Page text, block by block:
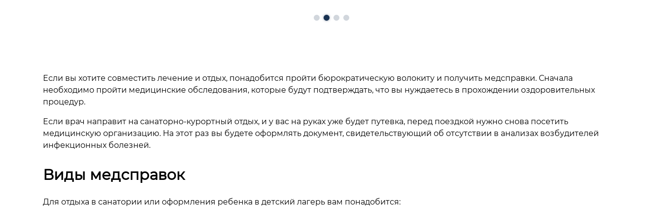
Если вы хотите совместить лечение и отдых, понадобится пройти бюрократическую волокиту и получить медсправки. Сначала
необходимо пройти медицинские обследования, которые будут подтверждать, что вы нуждаетесь в прохождении оздоровительных
процедур.
Если врач направит на санаторно-курортный отдых, и у вас на руках уже будет путевка, перед поездкой нужно снова посетить
медицинскую организацию. На этот раз вы будете оформлять документ, свидетельствующий об отсутствии в анализах возбудителей
инфекционных болезней.
Виды медсправок
Для отдыха в санатории или оформления ребенка в детский лагерь вам понадобится: